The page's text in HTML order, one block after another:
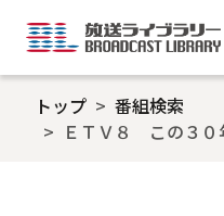
トップ
番組検索
ＥＴＶ８ この３